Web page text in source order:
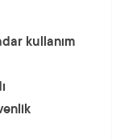
kullanım